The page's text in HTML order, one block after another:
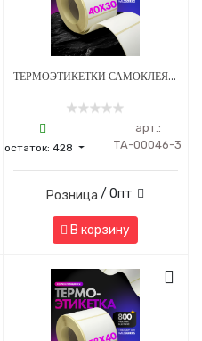
ТЕРМОЭТИКЕТКИ САМОКЛЕЯЩИЕСЯ ДЛЯ ПРИНТЕРА 40*30 ММ - 800 НАКЛЕЕК/РУЛОН - 3 ШТ
остаток: 428
арт.:
ТА-00046-3
Розница / Опт
В корзину